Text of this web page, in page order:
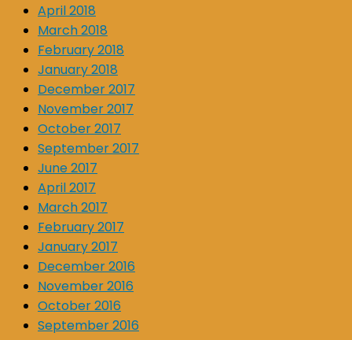
April 2018
March 2018
February 2018
January 2018
December 2017
November 2017
October 2017
September 2017
June 2017
April 2017
March 2017
February 2017
January 2017
December 2016
November 2016
October 2016
September 2016